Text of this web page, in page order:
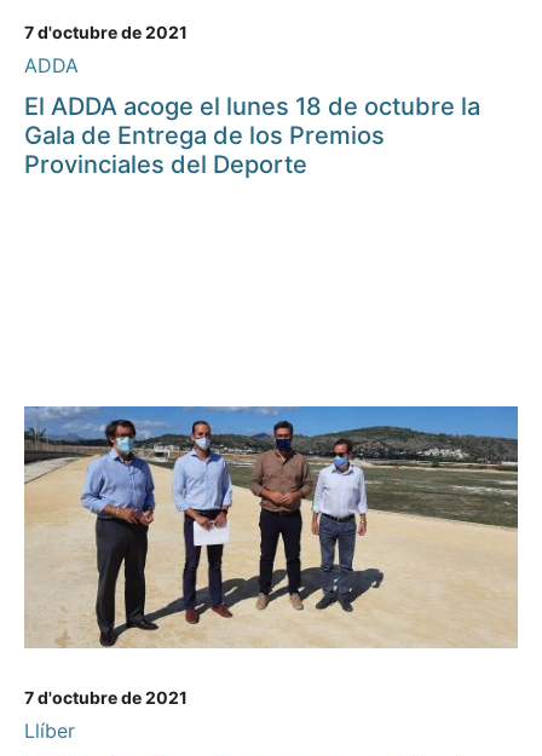
7 d'octubre de 2021
ADDA
El ADDA acoge el lunes 18 de octubre la
Gala de Entrega de los Premios
Provinciales del Deporte
7 d'octubre de 2021
Llíber